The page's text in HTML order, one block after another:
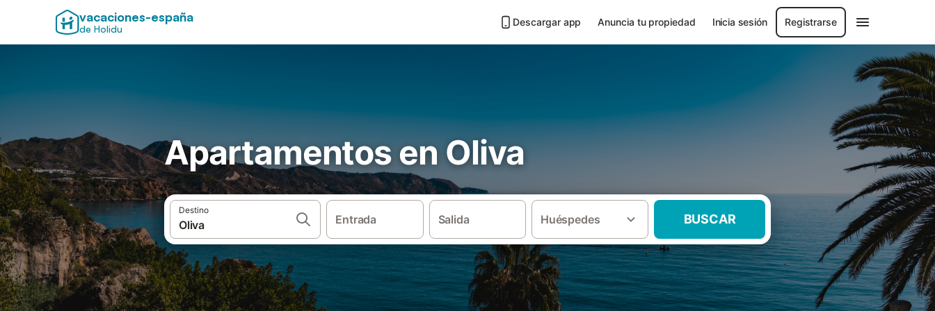
vacaciones-españa
de Holidu
Descargar app Anuncia tu propiedad Inicia sesión Registrarse
Apartamentos en Oliva
Destino
Entrada Salida Huéspedes BUSCAR